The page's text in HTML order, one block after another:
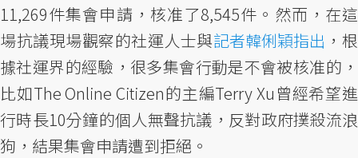
11,269件集會申請，核准了8,545件。然而，在這
場抗議現場觀察的社運人士與記者韓俐穎指出 ，根
據社運界的經驗，很多集會行動是不會被核准的，
比如The Online Citizen的主編Terry Xu曾經希望進
行時長10分鐘的個人無聲抗議，反對政府撲殺流浪
狗，結果集會申請遭到拒絕。